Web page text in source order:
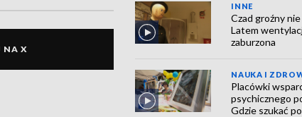
NA X
INNE
Czad groźny
Latem
zaburzona
NAUKA I
Placówki
psychicznego
Gdzie szukać